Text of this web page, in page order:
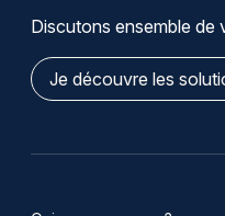
Discutons ensemble
Je découvre les